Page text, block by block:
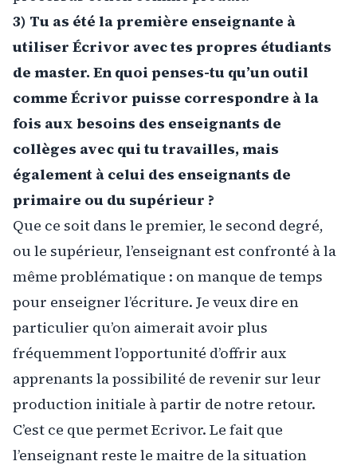
3) Tu as été la première enseignante à
utiliser Écrivor avec tes propres étudiants
de master. En quoi penses-tu qu’un outil
comme Écrivor puisse correspondre à la
fois aux besoins des enseignants de
collèges avec qui tu travailles, mais
également à celui des enseignants de
primaire ou du supérieur ?
Que ce soit dans le premier, le second degré,
ou le supérieur, l’enseignant est confronté à la
même problématique : on manque de temps
pour enseigner l’écriture. Je veux dire en
particulier qu’on aimerait avoir plus
fréquemment l’opportunité d’offrir aux
apprenants la possibilité de revenir sur leur
production initiale à partir de notre retour.
C’est ce que permet Ecrivor. Le fait que
l’enseignant reste le maitre de la situation